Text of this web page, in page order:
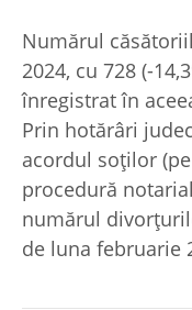
Numărul
2024, cu 728 (-
înregistrat în
Prin hotărâri
acordul soţilor
procedură
numărul
de luna februarie